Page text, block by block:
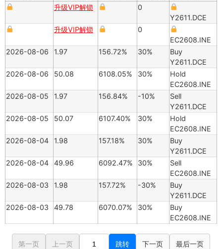
升级VIP解锁
0
Y2611.DCE
升级VIP解锁
0
EC2608.INE
2026-08-06
1.97 156.72% 30%
Buy
Y2611.DCE
2026-08-06
50.08 6108.05% 30%
Hold
EC2608.INE
2026-08-05
1.97 156.84% -10%
Sell
Y2611.DCE
2026-08-05
50.07 6107.40% 30%
Hold
EC2608.INE
2026-08-04
1.98 157.18% 30%
Buy
Y2611.DCE
2026-08-04
49.96 6092.47% 30%
Sell
EC2608.INE
2026-08-03
1.98 157.72% -30%
Buy
Y2611.DCE
2026-08-03
49.78 6070.07% 30%
Buy
EC2608.INE
第一页 上一页 跳转 下一页 最后一页